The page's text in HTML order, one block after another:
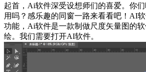
起首，Ai软件深受设想师们的喜爱。你
用吗？感乐趣的同窗一路来看看吧！AI
功能，Ai软件是一款制做尺度矢量图的
绘。我们需要打开AI软件。